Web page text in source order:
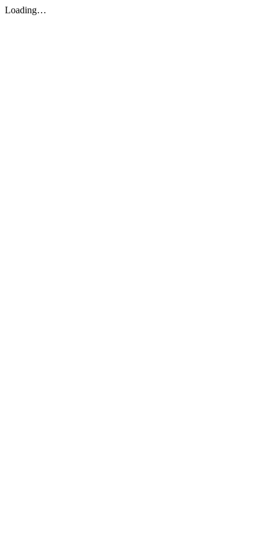
Loading…